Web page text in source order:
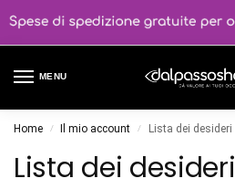
MENU
Home / Il mio account / Lista dei desideri
Lista dei desideri